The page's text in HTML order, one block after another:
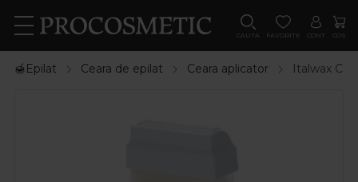
CAUTA FAVORITE CONT COS
🍯Epilat Ceara de epilat Ceara aplicator Italwax